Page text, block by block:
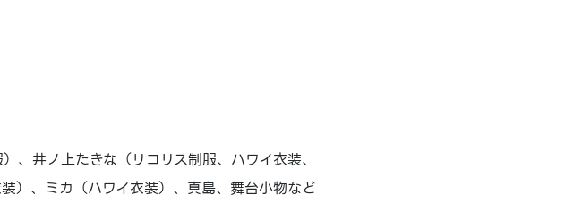
、井ノ上たきな（リコリス制服、ハワイ衣装、
）、ミカ（ハワイ衣装）、真島、舞台小物など